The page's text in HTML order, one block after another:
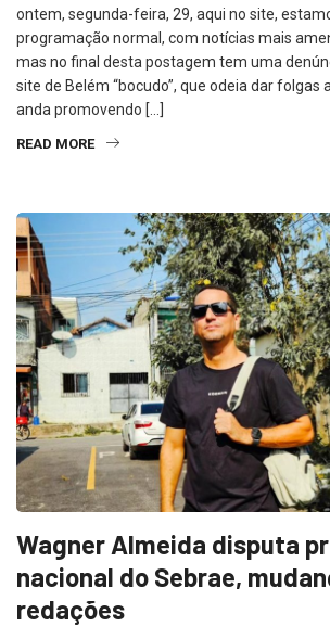
ontem, segunda-feira, 29, aqui no site,
programação normal, com notícias mais
mas no final desta postagem tem uma
site de Belém “bocudo”, que odeia dar folgas
anda promovendo […]
READ MORE
Wagner Almeida disputa
nacional do Sebrae,
redações